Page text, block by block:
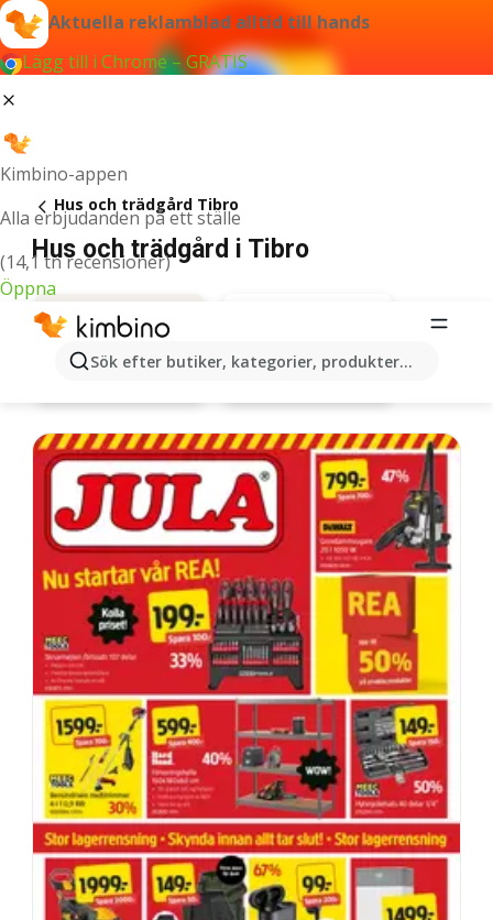
Aktuella reklamblad alltid till hands
Lägg till i Chrome – GRATIS
Kimbino-appen
Alla erbjudanden på ett ställe
(14,1 tn recensioner)
Öppna
Sök efter butiker, kategorier, produkter...
Hus och trädgård Tibro
Hus och trädgård i Tibro